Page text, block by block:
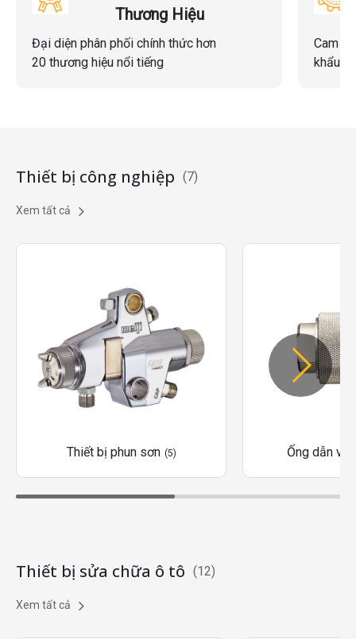
Thương Hiệu
Đại diện phân phối chính thức hơn
20 thương hiệu nổi tiếng
Cam
khẩu
Thiết bị công nghiệp (7)
Xem tất cả
Thiết bị phun sơn (5) Ống dẫn và
Thiết bị sửa chữa ô tô (12)
Xem tất cả